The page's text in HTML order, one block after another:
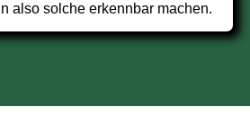
also solche erkennbar machen.